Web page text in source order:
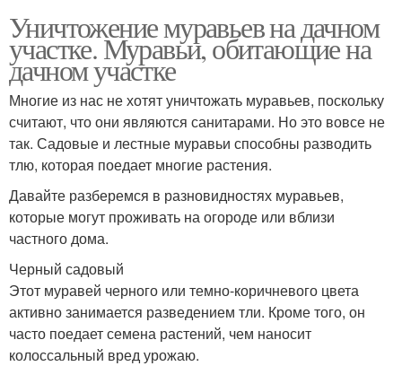
Уничтожение муравьев на дачном
участке. Муравьи, обитающие на
дачном участке
Многие из нас не хотят уничтожать муравьев, поскольку
считают, что они являются санитарами. Но это вовсе не
так. Садовые и лестные муравьи способны разводить
тлю, которая поедает многие растения.
Давайте разберемся в разновидностях муравьев,
которые могут проживать на огороде или вблизи
частного дома.
Черный садовый
Этот муравей черного или темно-коричневого цвета
активно занимается разведением тли. Кроме того, он
часто поедает семена растений, чем наносит
колоссальный вред урожаю.